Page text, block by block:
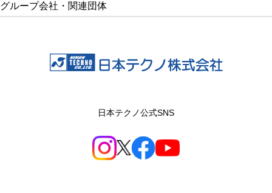
グループ会社・関連団体
日本テクノ公式SNS